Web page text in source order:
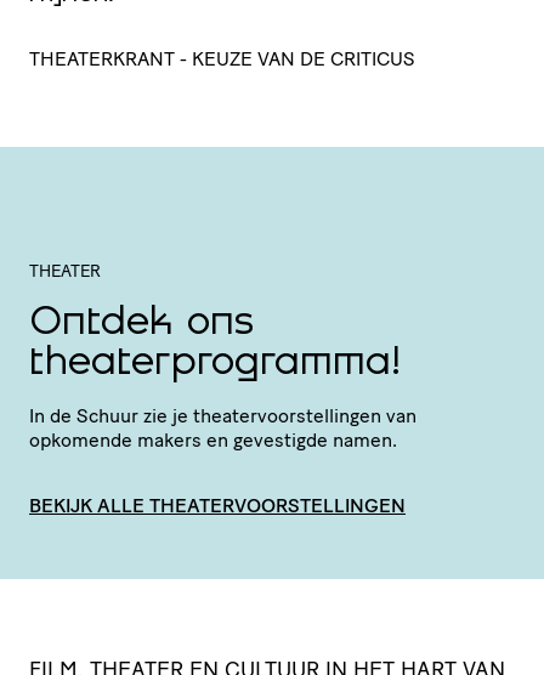
THEATERKRANT - KEUZE VAN DE CRITICUS
THEATER
Ontdek ons
theaterprogramma!
In de Schuur zie je thea­ter­voor­stel­lingen van
opkomende makers en gevestigde namen.
BEKIJK ALLE THEATERVOORSTELLINGEN